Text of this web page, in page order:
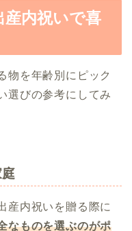
内祝いで喜
物を年齢別にピック
選びの参考にしてみ
産内祝いを贈る際に
なものを選ぶのがポ